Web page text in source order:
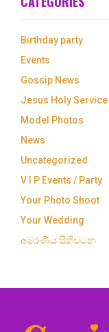
Birthday party
Events
Gossip News
Jesus Holy Service
Model Photos
News
Uncategorized
V I P Events / Party
Your Photo Shoot
Your Wedding
අමරණිය සිහිවටන